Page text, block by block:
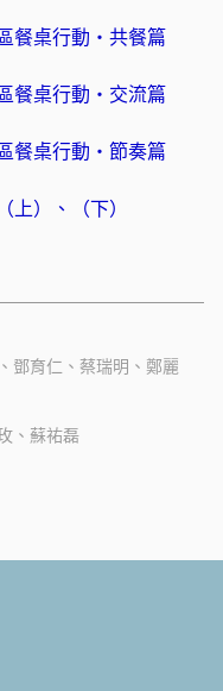
餐桌行動・共餐篇
餐桌行動・交流篇
餐桌行動・節奏篇
） 、 （下）
鄧育仁、蔡瑞明、鄭麗
、蘇祐磊